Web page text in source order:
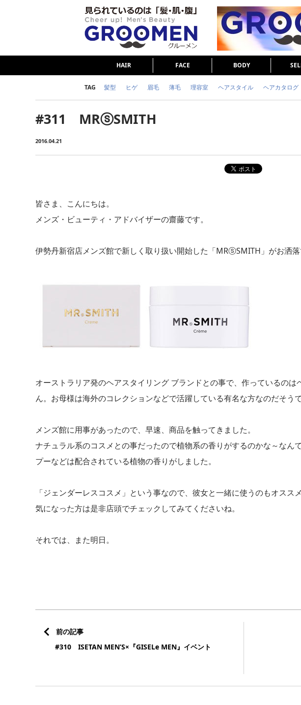
HAIR FACE BODY
TAG 髪型 ヒゲ 眉毛 薄毛 理容室 ヘアスタイル ヘアカタログ
女の本音
#311 MRⓢSMITH
2016.04.21
皆さま、こんにちは。
メンズ・ビューティ・アドバイザーの齋藤です。
伊勢丹新宿店メンズ館で新しく取り扱い開始した「MRⓢSMITH」がお洒落
オーストラリア発のヘアスタイリング ブランドとの事で、作っているの
ん。お母様は海外のコレクションなどで活躍している有名な方なのだそうで
メンズ館に用事があったので、早速、商品を触ってきました。
ナチュラル系のコスメとの事だったので植物系の香りがするのかな～なん
プーなどは配合されている植物の香りがしました。
「ジェンダーレスコスメ」という事なので、彼女と一緒に使うのもオススメ
気になった方は是非店頭でチェックしてみてくださいね。
それでは、また明日。
前の記事
#310 ISETAN MEN’S×『GISELe MEN』イベント